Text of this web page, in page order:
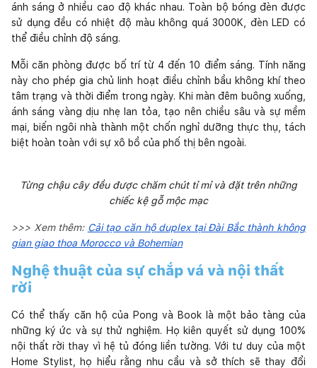
ánh sáng ở nhiều cao độ khác nhau. Toàn bộ bóng đèn được
sử dụng đều có nhiệt độ màu không quá 3000K, đèn LED có
thể điều chỉnh độ sáng.
Mỗi căn phòng được bố trí từ 4 đến 10 điểm sáng. Tính năng
này cho phép gia chủ linh hoạt điều chỉnh bầu không khí theo
tâm trạng và thời điểm trong ngày. Khi màn đêm buông xuống,
ánh sáng vàng dịu nhẹ lan tỏa, tạo nên chiều sâu và sự mềm
mại, biến ngôi nhà thành một chốn nghỉ dưỡng thực thụ, tách
biệt hoàn toàn với sự xô bồ của phố thị bên ngoài.
Từng chậu cây đều được chăm chút tỉ mỉ và đặt trên những
chiếc kệ gỗ mộc mạc
>>> Xem thêm: Cải tạo căn hộ duplex tại Đài Bắc thành không
gian giao thoa Morocco và Bohemian
Nghệ thuật của sự chắp vá và nội thất
rời
Có thể thấy căn hộ của Pong và Book là một bảo tàng của
những ký ức và sự thử nghiệm. Họ kiên quyết sử dụng 100%
nội thất rời thay vì hệ tủ đóng liền tường. Với tư duy của một
Home Stylist, họ hiểu rằng nhu cầu và sở thích sẽ thay đổi